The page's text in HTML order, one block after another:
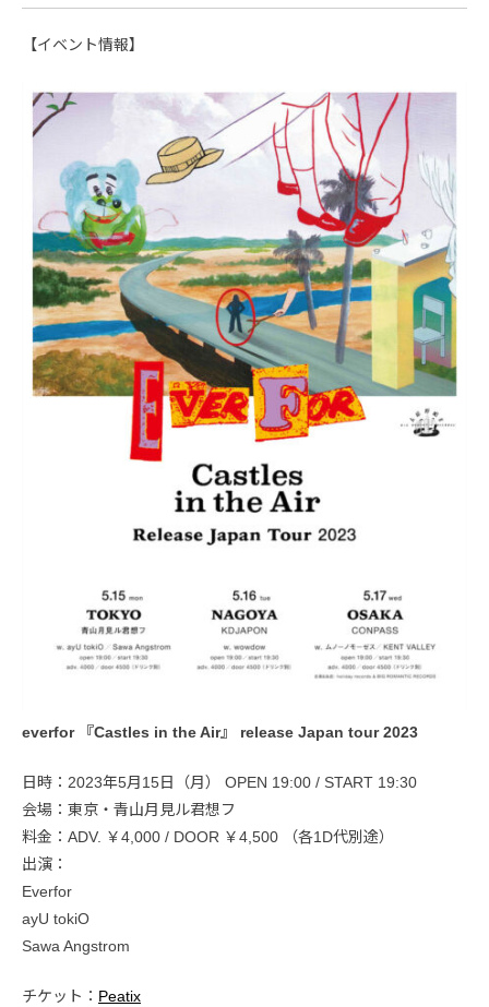
【イベント情報】
everfor 『Castles in the Air』 release Japan tour 2023
日時：2023年5月15日（月） OPEN 19:00 / START 19:30
会場：東京・青山月見ル君想フ
料金：ADV. ￥4,000 / DOOR ￥4,500 （各1D代別途）
出演：
Everfor
ayU tokiO
Sawa Angstrom
チケット： Peatix